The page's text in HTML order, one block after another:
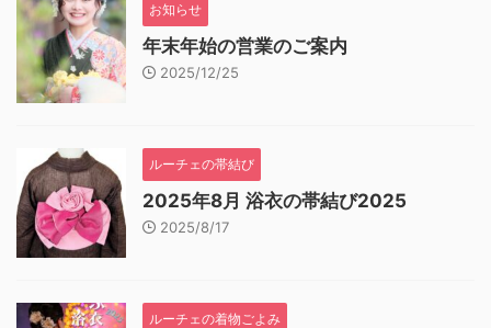
お知らせ
年末年始の営業のご案内
2025/12/25
ルーチェの帯結び
2025年8月 浴衣の帯結び2025
2025/8/17
ルーチェの着物ごよみ